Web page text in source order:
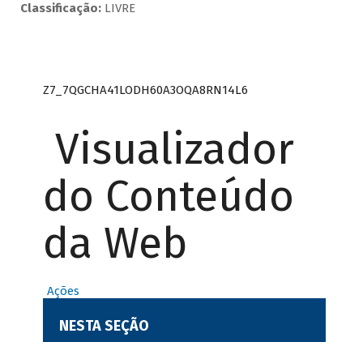
Classificação:LIVRE
Z7_7QGCHA41LODH60A3OQA8RN14L6
Visualizador
do Conteúdo
da Web
Ações
NESTA SEÇÃO